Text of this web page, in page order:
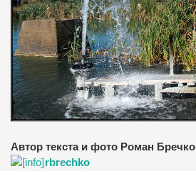
Автор текста и фото Роман Бречко
rbrechko